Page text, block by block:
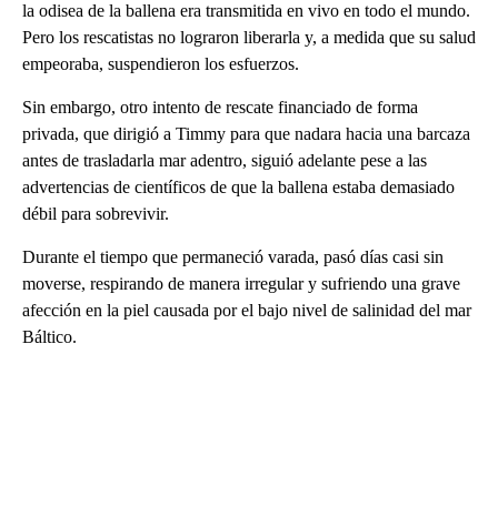
la odisea de la ballena era transmitida en vivo en todo el mundo.
Pero los rescatistas no lograron liberarla y, a medida que su salud
empeoraba, suspendieron los esfuerzos.
Sin embargo, otro intento de rescate financiado de forma
privada, que dirigió a Timmy para que nadara hacia una barcaza
antes de trasladarla mar adentro, siguió adelante pese a las
advertencias de científicos de que la ballena estaba demasiado
débil para sobrevivir.
Durante el tiempo que permaneció varada, pasó días casi sin
moverse, respirando de manera irregular y sufriendo una grave
afección en la piel causada por el bajo nivel de salinidad del mar
Báltico.